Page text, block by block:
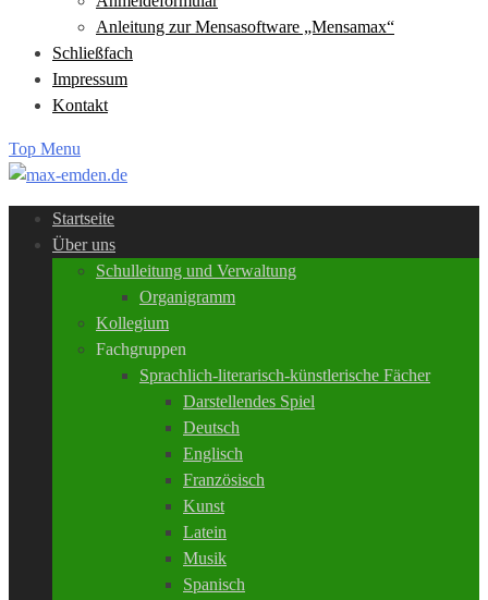
Anleitung zur Mensasoftware „Mensamax“
Schließfach
Impressum
Kontakt
Top Menu
Startseite
Über uns
Schulleitung und Verwaltung
Organigramm
Kollegium
Fachgruppen
Sprachlich-literarisch-künstlerische Fächer
Darstellendes Spiel
Deutsch
Englisch
Französisch
Kunst
Latein
Musik
Spanisch